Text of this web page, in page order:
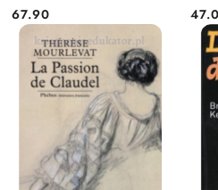
Cena:
67.90